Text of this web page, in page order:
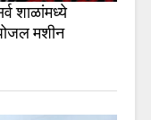
शाळांमध्ये
मशीन